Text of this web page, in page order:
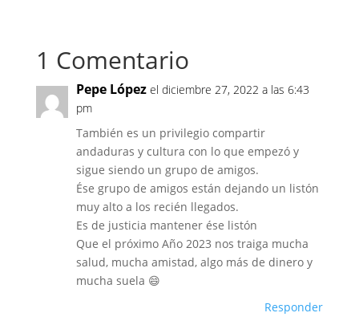
1 Comentario
Pepe López el diciembre 27, 2022 a las 6:43
pm
También es un privilegio compartir
andaduras y cultura con lo que empezó y
sigue siendo un grupo de amigos.
Ése grupo de amigos están dejando un listón
muy alto a los recién llegados.
Es de justicia mantener ése listón
Que el próximo Año 2023 nos traiga mucha
salud, mucha amistad, algo más de dinero y
mucha suela 😄
Responder